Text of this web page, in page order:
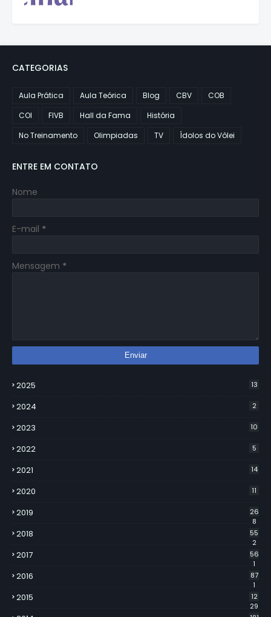
CATEGORIAS
Aula Prática Aula Teórica Blog CBV
COB
COI
FIVB Hall da Fama
História
No Treinamento
Olimpiadas TV Ídolos do Vôlei
ENTRE EM CONTATO
Nome
E-mail *
Mensagem *
2025 13
2024 2
2023 10
2022 5
2021 14
2020 11
2019
26
8
2018
55
2
2017
56
1
2016
87
1
2015
12
29